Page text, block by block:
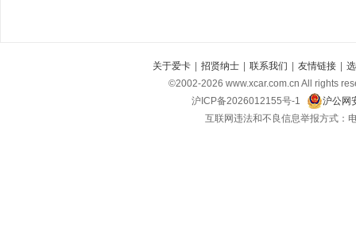
关于爱卡 招贤纳士 联系我们 友情链接
©2002-2026 www.xcar.com.cn All rights
沪ICP备2026012155号-1
沪公网
互联网违法和不良信息举报方式：